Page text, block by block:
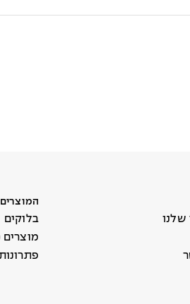
שלנו
בלוקים